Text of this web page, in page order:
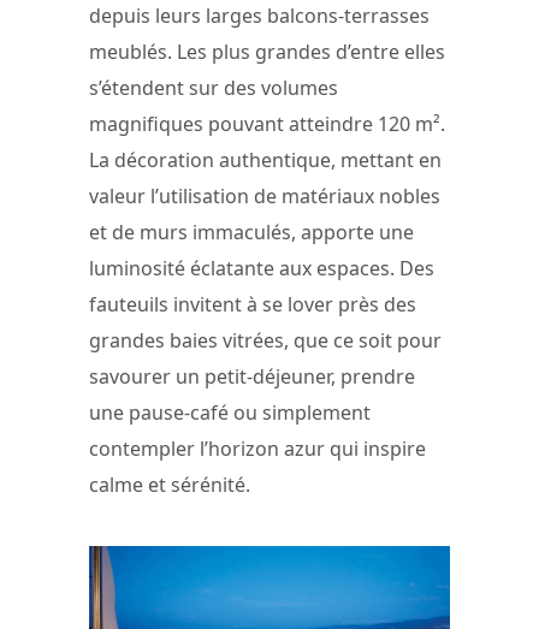
depuis leurs larges balcons-terrasses
meublés. Les plus grandes d’entre elles
s’étendent sur des volumes
magnifiques pouvant atteindre 120 m².
La décoration authentique, mettant en
valeur l’utilisation de matériaux nobles
et de murs immaculés, apporte une
luminosité éclatante aux espaces. Des
fauteuils invitent à se lover près des
grandes baies vitrées, que ce soit pour
savourer un petit-déjeuner, prendre
une pause-café ou simplement
contempler l’horizon azur qui inspire
calme et sérénité.